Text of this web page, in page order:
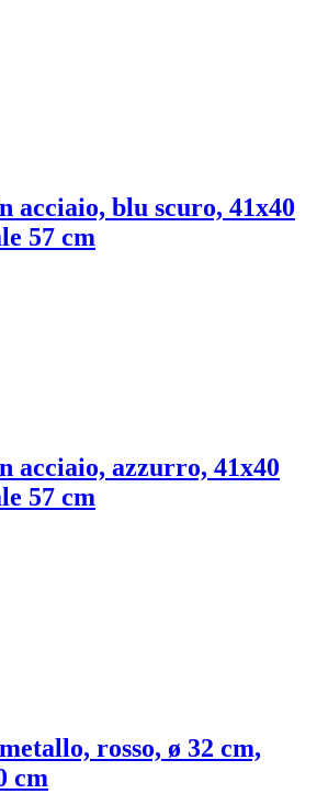
acciaio, blu scuro, 41x40
57 cm
acciaio, azzurro, 41x40
57 cm
rosso, ø 32 cm,
cm